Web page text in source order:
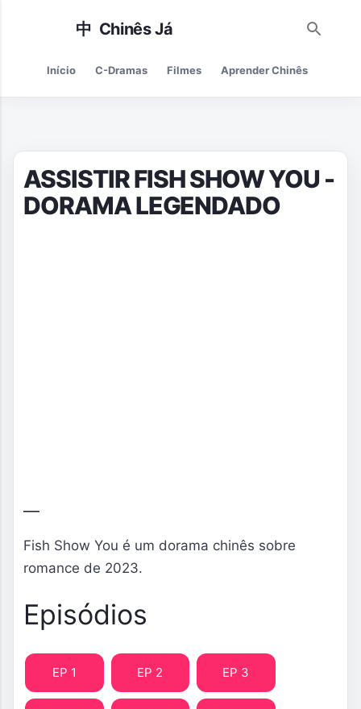
Pular para o conteúdo principal
Início C-Dramas Filmes Aprender Chinês
ASSISTIR FISH SHOW YOU -
DORAMA LEGENDADO
Fish Show You é um dorama chinês sobre
romance de 2023.
Episódios
EP 1 EP 2 EP 3